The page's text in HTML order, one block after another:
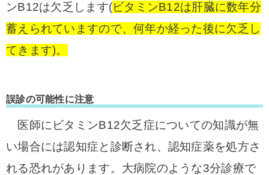
ンB12は欠乏します(ビタミンB12は肝臓に数年分
蓄えられていますので、何年か経った後に欠乏し
てきます)。
誤診の可能性に注意
医師にビタミンB12欠乏症についての知識が無
い場合には認知症と診断され、認知症薬を処方さ
れる恐れがあります。 大病院のような3分診療で